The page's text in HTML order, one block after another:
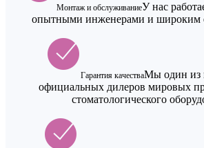
Монтаж и обслуживаниеУ нас
опытными инженерами и широким
Гарантия качестваМы один из
официальных дилеров мировых
стоматологического